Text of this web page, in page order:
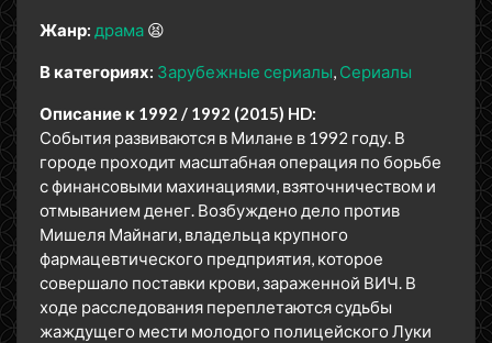
Жанр: драма 😫
В категориях: Зарубежные сериалы Сериалы
Описание к 1992 / 1992 (2015) HD:
События развиваются в Милане в 1992 году. В
городе проходит масштабная операция по борьбе
с финансовыми махинациями, взяточничеством и
отмыванием денег. Возбуждено дело против
Мишеля Майнаги, владельца крупного
фармацевтического предприятия, которое
совершало поставки крови, зараженной ВИЧ. В
ходе расследования переплетаются судьбы
жаждущего мести молодого полицейского Луки